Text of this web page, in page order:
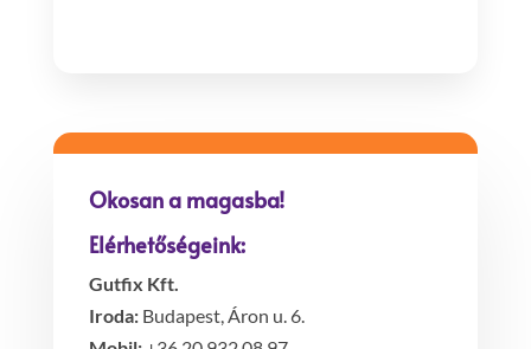
Okosan a magasba!
Elérhetőségeink:
Gutfix Kft.
Iroda:Budapest, Áron u. 6.